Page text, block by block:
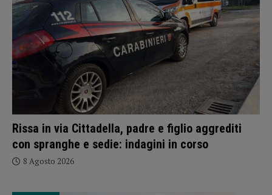
Rissa in via Cittadella, padre e figlio aggrediti
con spranghe e sedie: indagini in corso
8 Agosto 2026